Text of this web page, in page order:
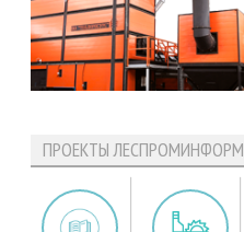
ПРОЕКТЫ ЛЕСПРОМИНФОРМ